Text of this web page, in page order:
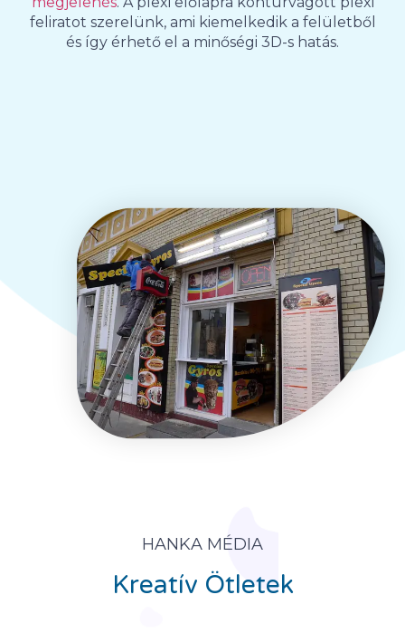
feliratot szerelünk, ami kiemelkedik a felületből
és így érhető el a minőségi 3D-s hatás.
HANKA MÉDIA
Kreatív Ötletek